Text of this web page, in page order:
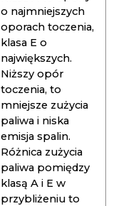
o najmniejszych
oporach toczenia,
klasa E o
największych.
Niższy opór
toczenia, to
mniejsze zużycia
paliwa i niska
emisja spalin.
Różnica zużycia
paliwa pomiędzy
klasą A i E w
przybliżeniu to